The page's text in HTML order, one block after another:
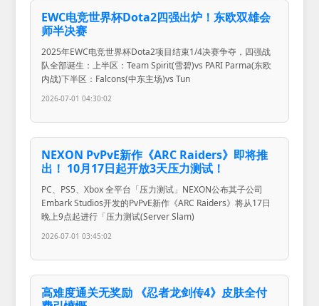
EWC电竞世界杯Dota2四强出炉！东欧双雄会
师半决赛
2025年EWC电竞世界杯Dota2项目结束1/4决赛争夺，四强战
队全部诞生：上半区：Team Spirit(雪碧)vs PARI Parma(东欧
内战)下半区：Falcons(中东主场)vs Tun
2026-07-01 04:30:02
NEXON PvPvE新作《ARC Raiders》即将推
出！ 10月17日起开放3天压力测试！
PC、PS5、Xbox 全平台「压力测试」NEXON公布其子公司
Embark Studios开发的PvPvE新作《ARC Raiders》将从17日
晚上9点起进行「压力测试(Server Slam)
2026-07-01 03:45:02
高难度通关无奖励 《忍者龙剑传4》皮肤全付